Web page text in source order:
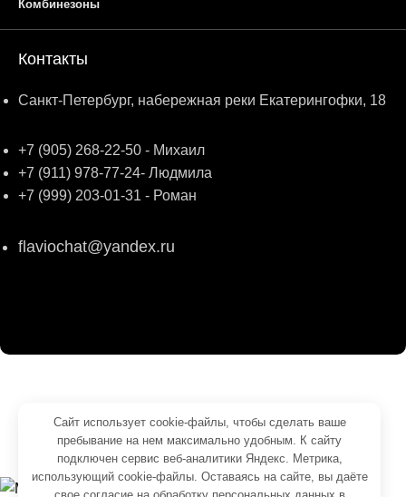
Комбинезоны
Контакты
Санкт-Петербург, набережная реки Екатерингофки, 18
+7 (905) 268-22-50 - Михаил
+7 (911) 978-77-24- Людмила
+7 (999) 203-01-31 - Роман
flaviochat@yandex.ru
Согласие на обработку персональных данных
Политика обработки персональных данных
Сайт использует cookie-файлы, чтобы сделать ваше
пребывание на нем максимально удобным. К cайту
подключен сервис веб-аналитики Яндекс. Метрика,
использующий cookie-файлы. Оставаясь на сайте, вы даёте